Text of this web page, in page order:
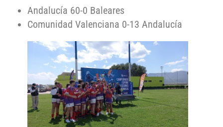
Andalucía 60-0 Baleares
Comunidad Valenciana 0-13 Andalucía